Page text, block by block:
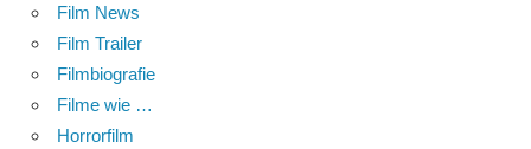
Film News
Film Trailer
Filmbiografie
Filme wie …
Horrorfilm